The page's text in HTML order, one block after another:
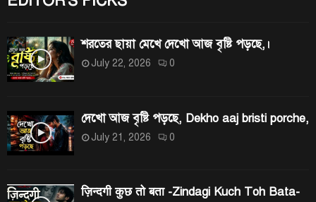
শরতের ছায়া মেখে দেখো আজ বৃষ্টি পড়ছে,।
July 22, 2026 0
দেখো আজ বৃষ্টি পড়ছে, Dekho aaj bristi porche,
July 21, 2026 0
ज़िन्दगी कुछ तो बता -Zindagi Kuch Toh Bata-